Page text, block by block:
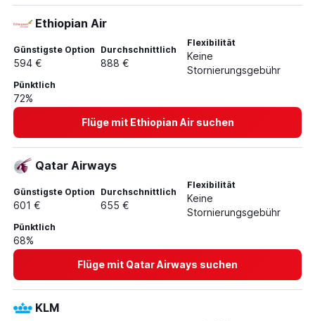
Ethiopian Air
Günstigste Option
594 €
Durchschnittlich
888 €
Flexibilität
Keine
Stornierungsgebühr
Pünktlich
72%
Flüge mit Ethiopian Air suchen
Qatar Airways
Günstigste Option
601 €
Durchschnittlich
655 €
Flexibilität
Keine
Stornierungsgebühr
Pünktlich
68%
Flüge mit Qatar Airways suchen
KLM